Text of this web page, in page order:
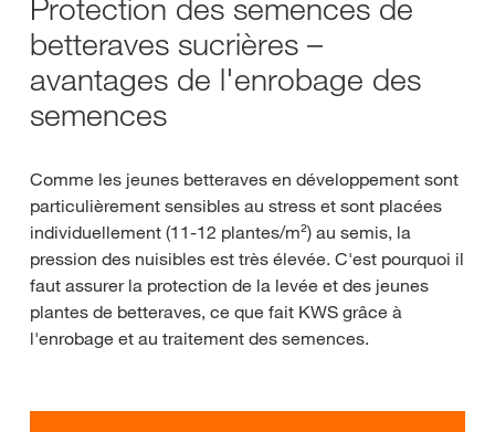
Protection des semences de
betteraves sucrières –
avantages de l'enrobage des
semences
Comme les jeunes betteraves en développement sont
particulièrement sensibles au stress et sont placées
individuellement (11-12 plantes/m²) au semis, la
pression des nuisibles est très élevée. C'est pourquoi il
faut assurer la protection de la levée et des jeunes
plantes de betteraves, ce que fait KWS grâce à
l'enrobage et au traitement des semences.